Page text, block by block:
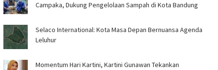
Campaka, Dukung Pengelolaan Sampah di Kota Bandung
Selaco International: Kota Masa Depan Bernuansa Agenda
Leluhur
Momentum Hari Kartini, Kartini Gunawan Tekankan